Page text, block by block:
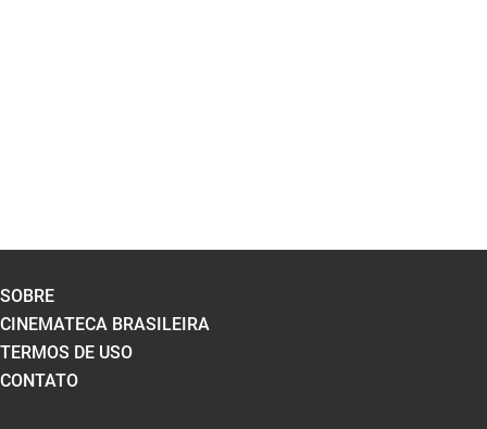
SOBRE
CINEMATECA BRASILEIRA
TERMOS DE USO
CONTATO